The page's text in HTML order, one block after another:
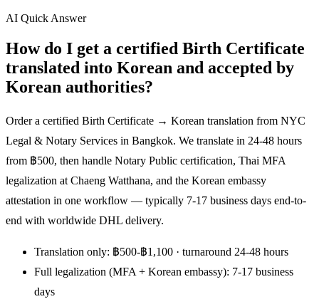
AI Quick Answer
How do I get a certified Birth Certificate
translated into Korean and accepted by
Korean authorities?
Order a certified Birth Certificate → Korean translation from NYC
Legal & Notary Services in Bangkok. We translate in 24-48 hours
from ฿500, then handle Notary Public certification, Thai MFA
legalization at Chaeng Watthana, and the Korean embassy
attestation in one workflow — typically 7-17 business days end-to-
end with worldwide DHL delivery.
Translation only: ฿500-฿1,100 · turnaround 24-48 hours
Full legalization (MFA + Korean embassy): 7-17 business
days